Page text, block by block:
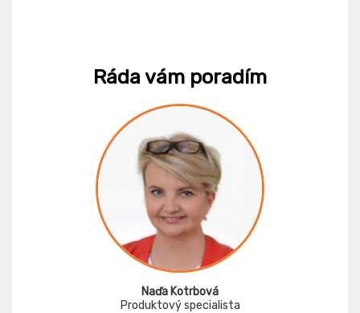
Ráda vám poradím
Naďa Kotrbová
Produktový specialista